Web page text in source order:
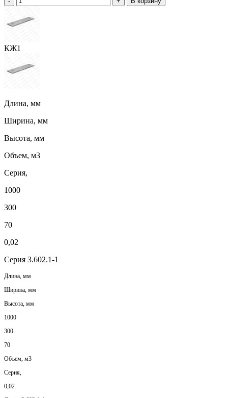
КЖ1
Длина, мм
Ширина, мм
Высота, мм
Объем, м3
Серия,
1000
300
70
0,02
Серия 3.602.1-1
Длина, мм
Ширина, мм
Высота, мм
1000
300
70
Объем, м3
Серия,
0,02